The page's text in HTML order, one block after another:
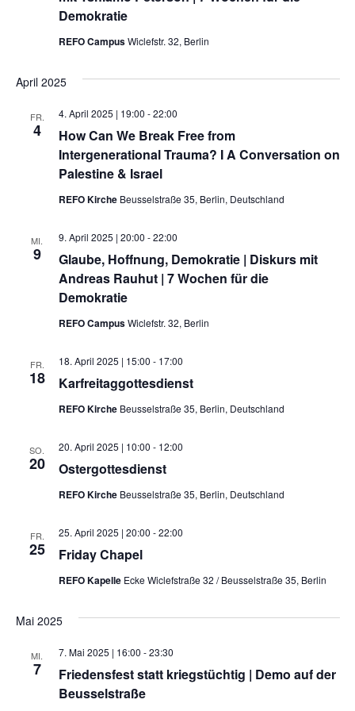
Demokratie
REFO CampusWiclefstr. 32, Berlin
April 2025
FR.
4
How Can We Break Free from
Intergenerational Trauma? I A Conversation on
Palestine & Israel
4. April 2025 | 19:00 -22:00
REFO Kirche Beusselstraße 35, Berlin, Deutschland
MI.
9
Glaube, Hoffnung, Demokratie | Diskurs mit
Andreas Rauhut | 7 Wochen für die
Demokratie
9. April 2025 | 20:00 -22:00
REFO CampusWiclefstr. 32, Berlin
FR.
18 Karfreitaggottesdienst
18. April 2025 | 15:00 - 17:00
REFO Kirche Beusselstraße 35, Berlin, Deutschland
SO.
20 Ostergottesdienst
20. April 2025 | 10:00 - 12:00
REFO Kirche Beusselstraße 35, Berlin, Deutschland
FR.
25 Friday Chapel
25. April 2025 | 20:00 -22:00
REFO Kapelle Ecke Wiclefstraße 32 / Beusselstraße 35, Berlin
Mai 2025
MI.
7
Friedensfest statt kriegstüchtig | Demo auf der
Beusselstraße
7. Mai 2025 | 16:00 -23:30